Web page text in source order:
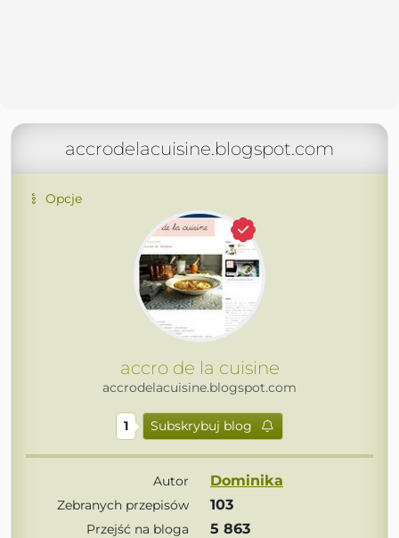
accrodelacuisine.blogspot.com
Opcje
accro de la cuisine
accrodelacuisine.blogspot.com
1 Subskrybuj blog
Autor Dominika
Zebranych przepisów 103
Przejść na bloga 5 863